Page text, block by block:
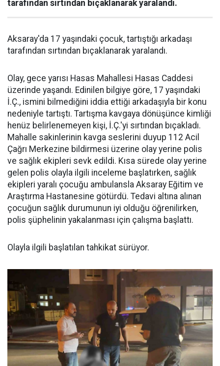
tarafından sırtından bıçaklanarak yaralandı.
Aksaray'da 17 yaşındaki çocuk, tartıştığı arkadaşı
tarafından sırtından bıçaklanarak yaralandı.
Olay, gece yarısı Hasas Mahallesi Hasas Caddesi
üzerinde yaşandı. Edinilen bilgiye göre, 17 yaşındaki
İ.Ç., ismini bilmediğini iddia ettiği arkadaşıyla bir konu
nedeniyle tartıştı. Tartışma kavgaya dönüşünce kimliği
henüz belirlenemeyen kişi, İ.Ç.'yi sırtından bıçakladı.
Mahalle sakinlerinin kavga seslerini duyup 112 Acil
Çağrı Merkezine bildirmesi üzerine olay yerine polis
ve sağlık ekipleri sevk edildi. Kısa sürede olay yerine
gelen polis olayla ilgili inceleme başlatırken, sağlık
ekipleri yaralı çocuğu ambulansla Aksaray Eğitim ve
Araştırma Hastanesine götürdü. Tedavi altına alınan
çocuğun sağlık durumunun iyi olduğu öğrenilirken,
polis şüphelinin yakalanması için çalışma başlattı.
Olayla ilgili başlatılan tahkikat sürüyor.